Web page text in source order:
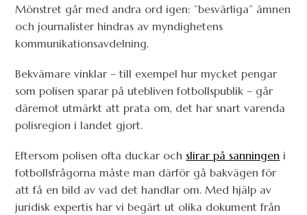
Mönstret går med andra ord igen: ”besvärliga” ämnen
och journalister hindras av myndighetens
kommunikationsavdelning.
Bekvämare vinklar – till exempel hur mycket pengar
som polisen sparar på utebliven fotbollspublik – går
däremot utmärkt att prata om, det har snart varenda
polisregion i landet gjort.
Eftersom polisen ofta duckar och slirar på sanningen i
fotbollsfrågorna måste man därför gå bakvägen för
att få en bild av vad det handlar om. Med hjälp av
juridisk expertis har vi begärt ut olika dokument från